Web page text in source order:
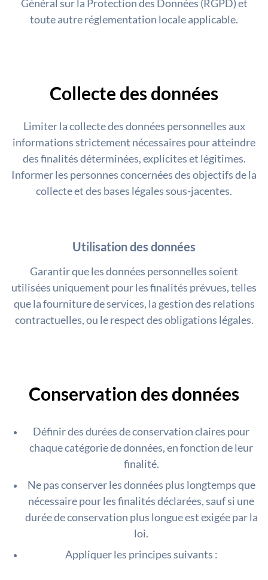
Général sur la Protection des Données (RGPD) et
toute autre réglementation locale applicable.
Collecte des données
Limiter la collecte des données personnelles aux
informations strictement nécessaires pour atteindre
des finalités déterminées, explicites et légitimes.
Informer les personnes concernées des objectifs de la
collecte et des bases légales sous-jacentes.
Utilisation des données
Garantir que les données personnelles soient
utilisées uniquement pour les finalités prévues, telles
que la fourniture de services, la gestion des relations
contractuelles, ou le respect des obligations légales.
Conservation des données
Définir des durées de conservation claires pour
chaque catégorie de données, en fonction de leur
finalité.
Ne pas conserver les données plus longtemps que
nécessaire pour les finalités déclarées, sauf si une
durée de conservation plus longue est exigée par la
loi.
Appliquer les principes suivants :